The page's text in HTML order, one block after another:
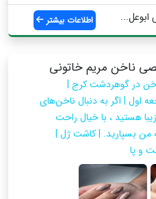
ابوعل... اطلاعات بیشتر
ناخن مریم خاتونی
در گوهردشت کرج |
اول | اگر به دنبال ناخن‌های
هستید ، با خیال راحت
من بسپارید. | کاشت ژل |
و پا